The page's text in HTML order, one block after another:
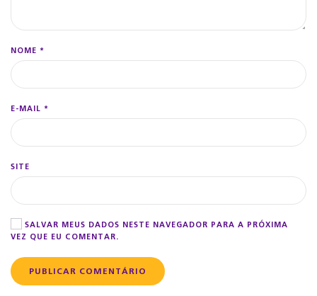
NOME *
E-MAIL *
SITE
SALVAR MEUS DADOS NESTE NAVEGADOR PARA A PRÓXIMA
VEZ QUE EU COMENTAR.
PUBLICAR COMENTÁRIO